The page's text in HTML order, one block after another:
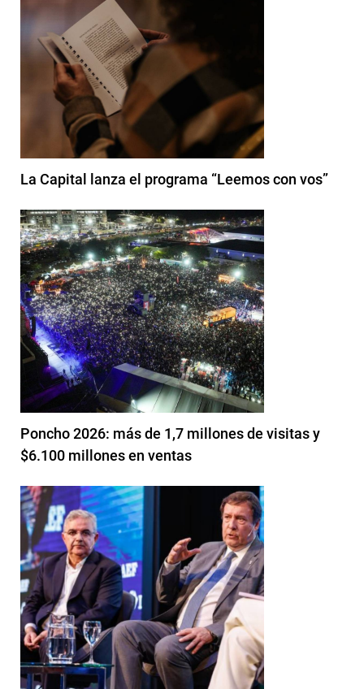
La Capital lanza el programa “Leemos con vos”
Poncho 2026: más de 1,7 millones de visitas y
$6.100 millones en ventas